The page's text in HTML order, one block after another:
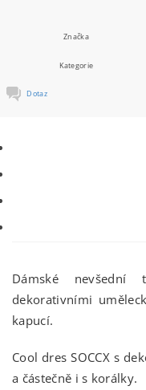
Značka
Kategorie
Dotaz
Dámské
dekorativními
kapucí.
Cool dres SOCCX s
a částečně i s korálky.